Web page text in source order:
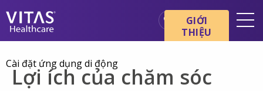
Cơ bản về chăm sóc cuối đời
GIỚI
THIỆU
Cài đặt ứng dụng di động
Lợi ích của chăm sóc